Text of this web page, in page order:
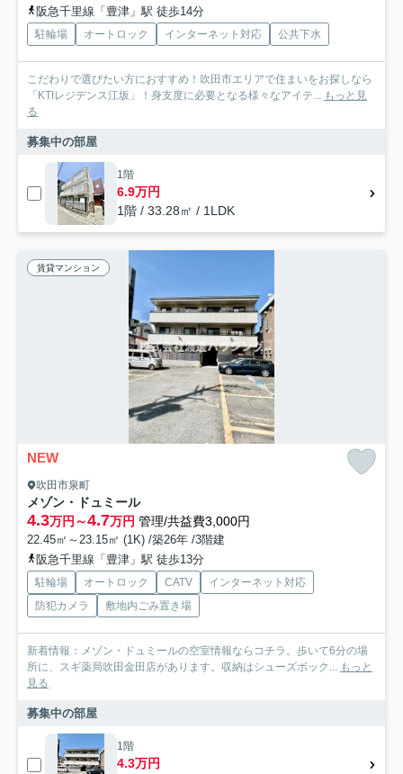
阪急千里線「豊津」駅 徒歩14分
駐輪場 オートロック インターネット対応 公共下水
こだわりで選びたい方におすすめ！吹田市エリアで住まいをお探しなら
「KTIレジデンス江坂」！身支度に必要となる様々なアイテ... もっと見
る
募集中の部屋
1階
6.9万円
1階 / 33.28㎡ / 1LDK
賃貸マンション
NEW
吹田市泉町
メゾン・ドュミール
4.3万円～4.7万円 管理/共益費3,000円
22.45㎡～23.15㎡ (1K) /築26年 /3階建
阪急千里線「豊津」駅 徒歩13分
駐輪場 オートロック CATV
インターネット対応
防犯カメラ
敷地内ごみ置き場
新着情報：メゾン・ドュミールの空室情報ならコチラ。歩いて6分の場
所に、スギ薬局吹田金田店があります。収納はシューズボック... もっと
見る
募集中の部屋
1階
4.3万円